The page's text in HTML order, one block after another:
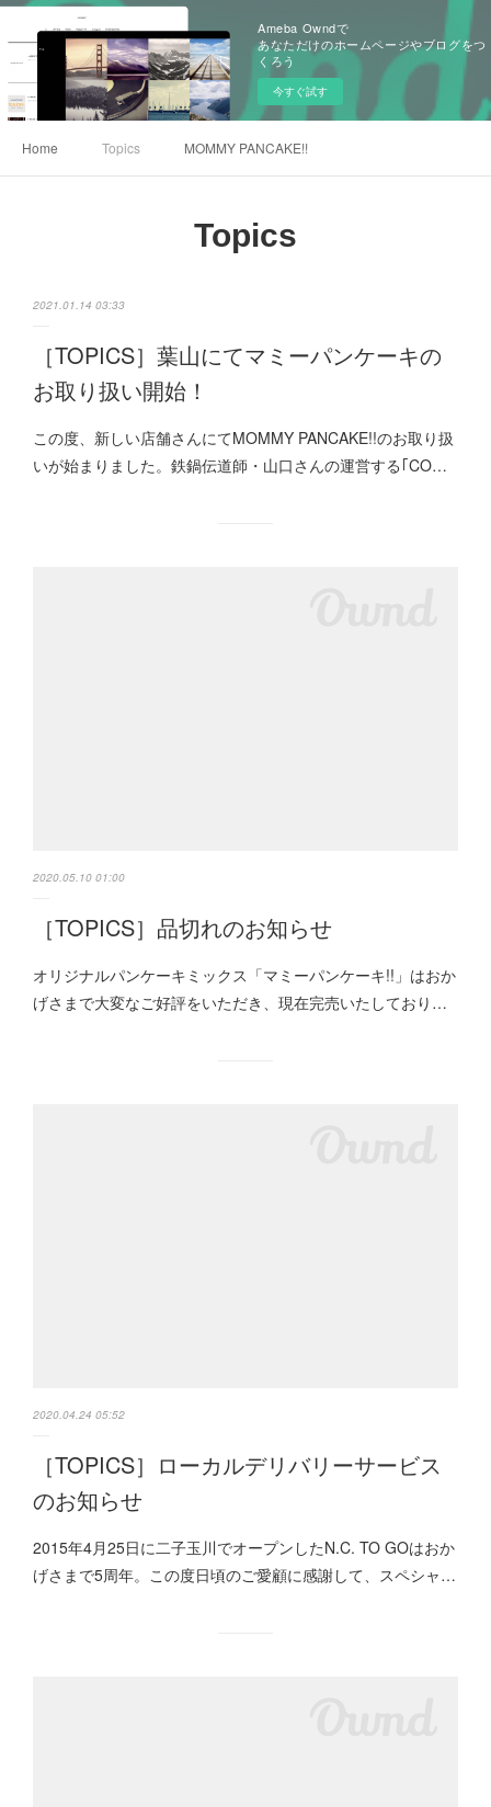
Ameba Owndで
あなただけのホームページやブログをつ
くろう
今すぐ試す
Home Topics MOMMY PANCAKE!!
Topics
2021.01.14 03:33
［TOPICS］葉山にてマミーパンケーキの
お取り扱い開始！
この度、新しい店舗さんにてMOMMY PANCAKE!!のお取り扱
いが始まりました。鉄鍋伝道師・山口さんの運営する｢CO…
2020.05.10 01:00
［TOPICS］品切れのお知らせ
オリジナルパンケーキミックス「マミーパンケーキ!!」はおか
げさまで大変なご好評をいただき、現在完売いたしており…
2020.04.24 05:52
［TOPICS］ローカルデリバリーサービス
のお知らせ
2015年4月25日に二子玉川でオープンしたN.C. TO GOはおか
げさまで5周年。この度日頃のご愛顧に感謝して、スペシャ…